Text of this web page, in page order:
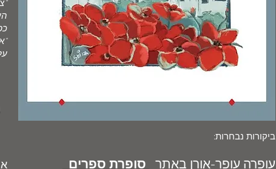
ביקורות נבחרות:
עופרה עופר-אורן באתר
סופרת ספרים